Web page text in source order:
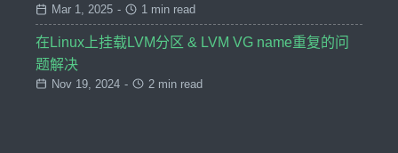
Mar 1, 2025 - 1 min read
在Linux上挂载LVM分区 & LVM VG name重复的问
题解决
Nov 19, 2024 - 2 min read